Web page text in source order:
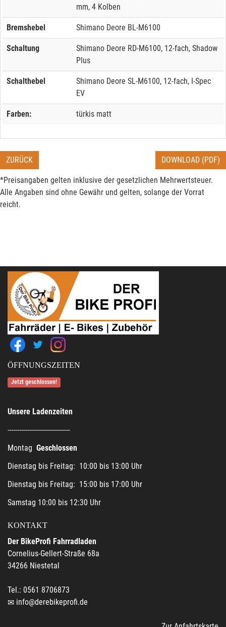
mm, 4 Kolben
Bremshebel Shimano Deore BL-M6100
Schaltung
Shimano Deore RD-M6100, 12-fach, Shadow
Plus
Schalthebel
Shimano Deore SL-M6100, 12-fach, I-Spec
EV
Farben: türkis matt
ZURÜCK DOWNLOAD (PDF)
*Preisangaben gelten inklusive der gesetzlichen Mehrwertsteuer.
Alle Angaben sind ohne Gewähr und gelten, solange der Vorrat
reicht.
ÖFFNUNGSZEITEN
Jetzt geschlossen!
Unsere Ladenzeiten
-------------------------------
Montag Geschlossen
Dienstag bis Freitag: 10:00 bis 13:00 Uhr
Dienstag bis Freitag: 15:00 bis 17:00 Uhr
Samstag 10:00 bis 12:30 Uhr
KONTAKT
Der BikeProfi Fahrradladen
Cornelius-Gellert-Straße 68a
34266 Niestetal
Tel.: 0561 8706873
info@derebikeprofi.de